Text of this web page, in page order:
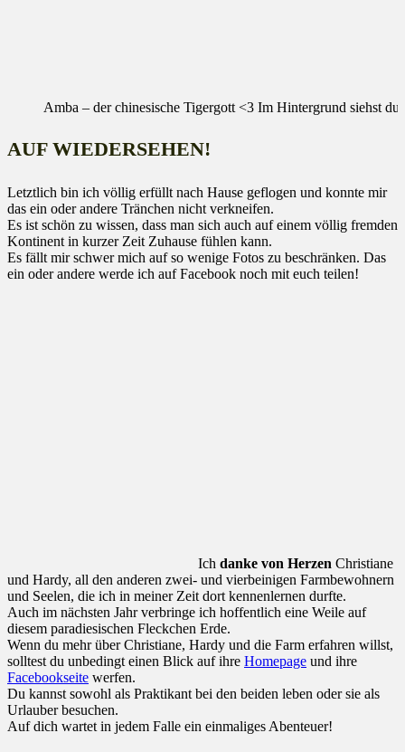
Amba – der chinesische Tigergott <3 Im Hintergrund siehst
AUF WIEDERSEHEN!
Letztlich bin ich völlig erfüllt nach Hause geflogen und konnte mir
das ein oder andere Tränchen nicht verkneifen.
Es ist schön zu wissen, dass man sich auch auf einem völlig fremden
Kontinent in kurzer Zeit Zuhause fühlen kann.
Es fällt mir schwer mich auf so wenige Fotos zu beschränken. Das
ein oder andere werde ich auf Facebook noch mit euch teilen!
Ich danke von Herzen Christiane
und Hardy, all den anderen zwei- und vierbeinigen Farmbewohnern
und Seelen, die ich in meiner Zeit dort kennenlernen durfte.
Auch im nächsten Jahr verbringe ich hoffentlich eine Weile auf
diesem paradiesischen Fleckchen Erde.
Wenn du mehr über Christiane, Hardy und die Farm erfahren willst,
solltest du unbedingt einen Blick auf ihre Homepage und ihre
Facebookseite werfen.
Du kannst sowohl als Praktikant bei den beiden leben oder sie als
Urlauber besuchen.
Auf dich wartet in jedem Falle ein einmaliges Abenteuer!